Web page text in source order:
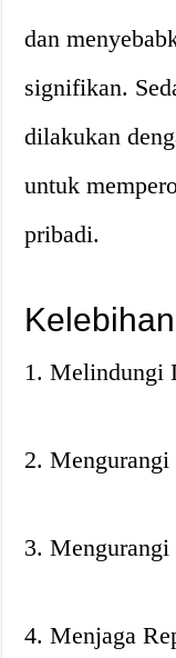
dan
signifikan.
dilakukan
untuk
pribadi.
1. Melindungi
2.
3.
4. Menjaga